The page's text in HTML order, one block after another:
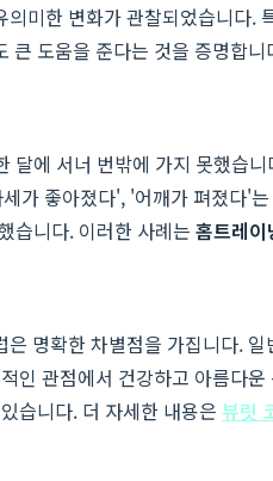
미한 변화가 관찰되었습니
큰 도움을 준다는 것을 증명합니
에 서너 번밖에 가지 못했습
가 좋아졌다', '어깨가 펴졌다'
습니다. 이러한 사례는 홈트레이
명확한 차별점을 가집니다.
인 관점에서 건강하고 아름다
습니다. 더 자세한 내용은 뷰릿